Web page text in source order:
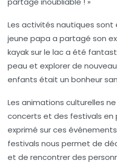
Les activités nautiques sont
jeune papa a partagé son
kayak sur le lac a été
peau et explorer de
enfants était un bonheur
Les animations culturelles
concerts et des festivals en
exprimé sur ces
festivals nous permet de
et de rencontrer des